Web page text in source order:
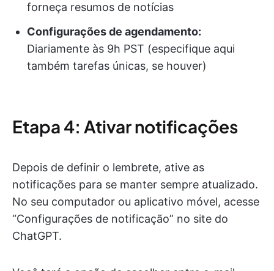
forneça resumos de notícias
Configurações de agendamento:
Diariamente às 9h PST (especifique aqui
também tarefas únicas, se houver)
Etapa 4: Ativar notificações
Depois de definir o lembrete, ative as
notificações para se manter sempre atualizado.
No seu computador ou aplicativo móvel, acesse
“Configurações de notificação” no site do
ChatGPT.